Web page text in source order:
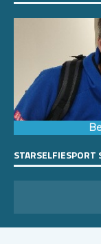
STARSELFIESPORT